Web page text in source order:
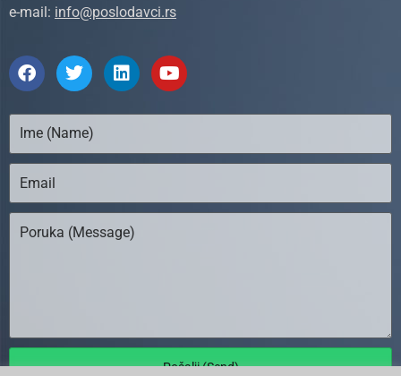
e-mail: info@poslodavci.rs
Pošalji (Send)